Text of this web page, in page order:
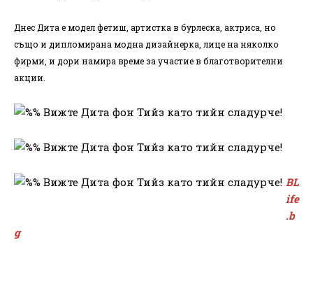
Днес Дита е модел фетиш, артистка в бурлеска, актриса, но
също и дипломирана модна дизайнерка, лице на няколко
фирми, и дори намира време за участие в благотворителни
акции.
BL
ife
.b
g